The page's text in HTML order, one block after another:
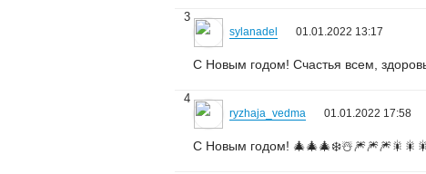
3
sylanadel 01.01.2022 13:17
С Новым годом! Счастья всем,
4
ryzhaja_vedma 01.01.2022 17:58
С Новым годом! 🎄🎄🎄❄️☃️🎆🎆🎆🎇🎇🎇